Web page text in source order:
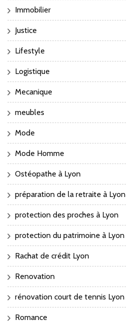
Immobilier
Justice
Lifestyle
Logistique
Mecanique
meubles
Mode
Mode Homme
Ostéopathe à Lyon
préparation de la retraite à Lyon
protection des proches à Lyon
protection du patrimoine à Lyon
Rachat de crédit Lyon
Renovation
rénovation court de tennis Lyon
Romance